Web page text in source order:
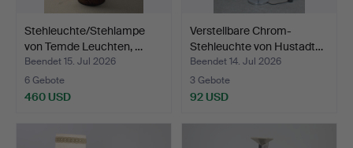
Stehleuchte/Stehlampe
von Temde Leuchten, …
Beendet 15. Jul 2026
6 Gebote
460 USD
Verstellbare Chrom-
Stehleuchte von Hustadt…
Beendet 14. Jul 2026
3 Gebote
92 USD